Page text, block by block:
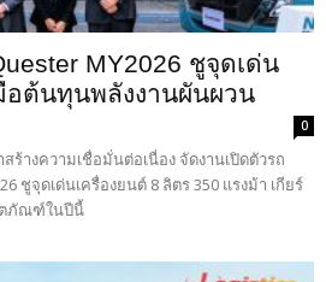
MY2026 ชูจุดเด่น
ต้นทุนพลังงานผันผวน
0
ร้างความเชื่อมั่นต่อเนื่อง จัดงานเปิดตัวรถ
ชูจุดเด่นเครื่องยนต์ 8 ลิตร 350 แรงม้า เกียร์
ตภัณฑ์ในปีนี้